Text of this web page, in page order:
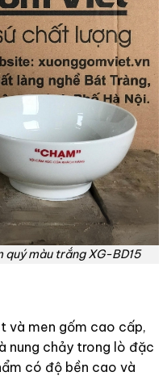
màu trắng XG-BD15
và men gốm cao cấp,
nung chảy trong lò đặc
có độ bền cao và